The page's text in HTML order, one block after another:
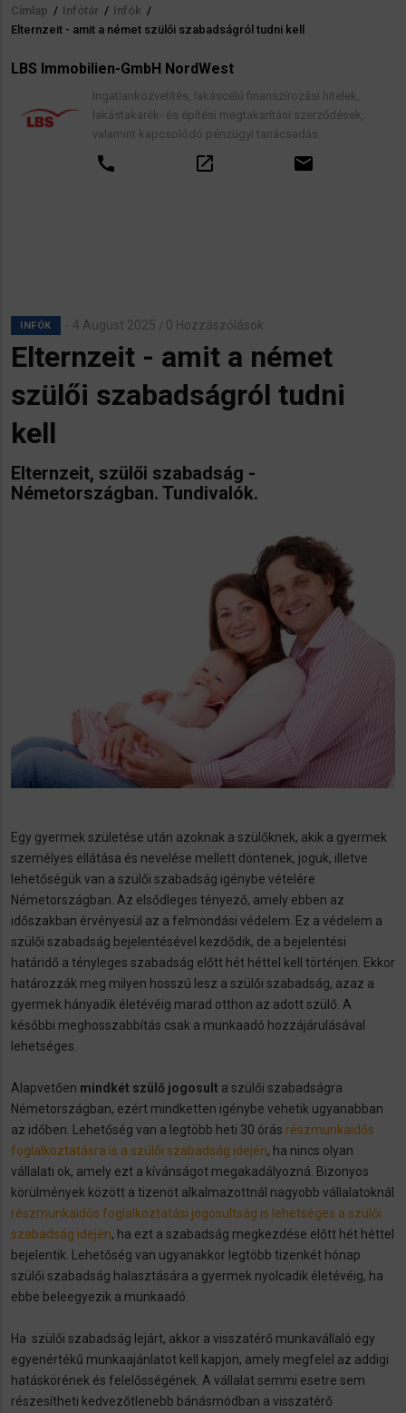
Morzsa
Címlap / Infótár / Infók /
Elternzeit - amit a német szülői szabadságról tudni kell
LBS Immobilien-GmbH NordWest
Ingatlanközvetítés, lakáscélú finanszírozási hitelek,
lakástakarék- és építési megtakarítási szerződések,
valamint kapcsolódó pénzügyi tanácsadás.
call open_in_new email
INFÓK 4 August 2025 / 0 Hozzászólások
Elternzeit - amit a német
szülői szabadságról tudni
kell
Elternzeit, szülői szabadság -
Németországban. Tundivalók.
Egy gyermek születése után azoknak a szülőknek, akik a gyermek
személyes ellátása és nevelése mellett döntenek, joguk, illetve
lehetőségük van a szülői szabadság igénybe vételére
Németországban. Az elsődleges tényező, amely ebben az
időszakban érvényesül az a felmondási védelem. Ez a védelem a
szülői szabadság bejelentésével kezdődik, de a bejelentési
határidő a tényleges szabadság előtt hét héttel kell történjen. Ekkor
határozzák meg milyen hosszú lesz a szülői szabadság, azaz a
gyermek hányadik életévéig marad otthon az adott szülő. A
későbbi meghosszabbítás csak a munkaadó hozzájárulásával
lehetséges.
Alapvetően mindkét szülő jogosult a szülői szabadságra
Németországban, ezért mindketten igénybe vehetik ugyanabban
az időben. Lehetőség van a legtöbb heti 30 órás részmunkaidős
foglalkoztatásra is a szülői szabadság idején, ha nincs olyan
vállalati ok, amely ezt a kívánságot megakadályozná. Bizonyos
körülmények között a tizenöt alkalmazottnál nagyobb vállalatoknál
részmunkaidős foglalkoztatási jogosultság is lehetséges a szülői
szabadság idején, ha ezt a szabadság megkezdése előtt hét héttel
bejelentik. Lehetőség van ugyanakkor legtöbb tizenkét hónap
szülői szabadság halasztására a gyermek nyolcadik életévéig, ha
ebbe beleegyezik a munkaadó.
Ha szülői szabadság lejárt, akkor a visszatérő munkavállaló egy
egyenértékű munkaajánlatot kell kapjon, amely megfelel az addigi
hatáskörének és felelősségének. A vállalat semmi esetre sem
részesítheti kedvezőtlenebb bánásmódban a visszatérő